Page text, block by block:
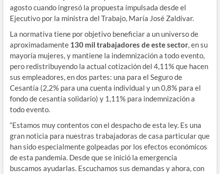
agosto cuando ingresó la propuesta impulsada desde el
Ejecutivo por la ministra del Trabajo, María José Zaldívar.
La normativa tiene por objetivo beneficiar a un universo de
aproximadamente 130 mil trabajadores de este sector, en su
mayoría mujeres, y mantiene la indemnización a todo evento,
pero redistribuyendo la actual cotización del 4,11% que hacen
sus empleadores, en dos partes: una para el Seguro de
Cesantía (2,2% para una cuenta individual y un 0,8% para el
fondo de cesantía solidario) y 1,11% para indemnización a
todo evento.
“Estamos muy contentos con el despacho de esta ley. Es una
gran noticia para nuestras trabajadoras de casa particular que
han sido especialmente golpeadas por los efectos económicos
de esta pandemia. Desde que se inició la emergencia
buscamos ayudarlas. Escuchamos sus demandas y ahora, con